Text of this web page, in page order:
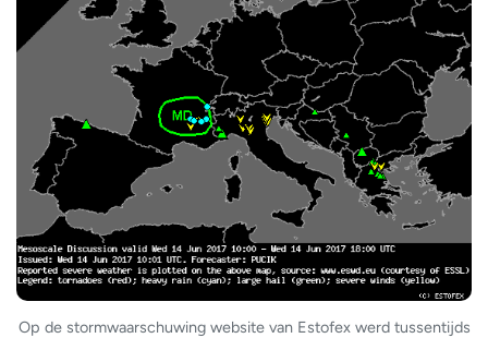
Op de stormwaarschuwing website van Estofex werd tussentijds